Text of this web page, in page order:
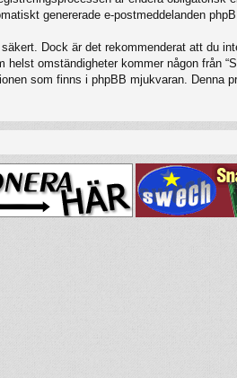
genererade e-postmeddelanden
Dock är det rekommenderat att du
helst omständigheter kommer någon
som finns i phpBB mjukvaran.